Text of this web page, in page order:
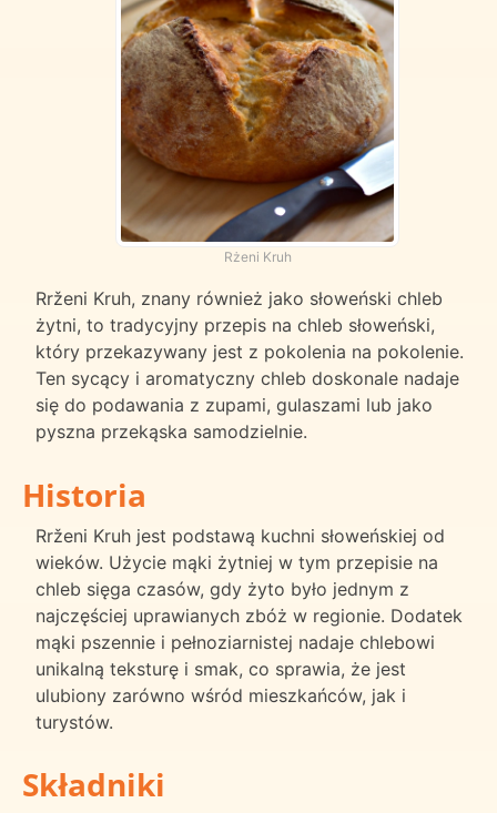
Rżeni Kruh
Rrženi Kruh, znany również jako słoweński chleb
żytni, to tradycyjny przepis na chleb słoweński,
który przekazywany jest z pokolenia na pokolenie.
Ten sycący i aromatyczny chleb doskonale nadaje
się do podawania z zupami, gulaszami lub jako
pyszna przekąska samodzielnie.
Historia
Rrženi Kruh jest podstawą kuchni słoweńskiej od
wieków. Użycie mąki żytniej w tym przepisie na
chleb sięga czasów, gdy żyto było jednym z
najczęściej uprawianych zbóż w regionie. Dodatek
mąki pszennie i pełnoziarnistej nadaje chlebowi
unikalną teksturę i smak, co sprawia, że jest
ulubiony zarówno wśród mieszkańców, jak i
turystów.
Składniki